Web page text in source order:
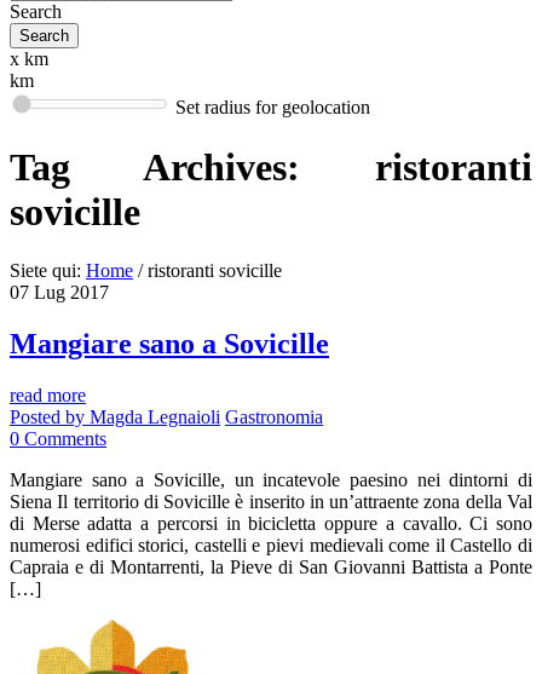
Search
x km
km
Set radius for geolocation
Tag Archives: ristoranti
sovicille
Siete qui: Home / ristoranti sovicille
07 Lug 2017
Mangiare sano a Sovicille
read more
Posted by Magda Legnaioli Gastronomia
0 Comments
Mangiare sano a Sovicille, un incatevole paesino nei dintorni di
Siena Il territorio di Sovicille è inserito in un’attraente zona della Val
di Merse adatta a percorsi in bicicletta oppure a cavallo. Ci sono
numerosi edifici storici, castelli e pievi medievali come il Castello di
Capraia e di Montarrenti, la Pieve di San Giovanni Battista a Ponte
[…]